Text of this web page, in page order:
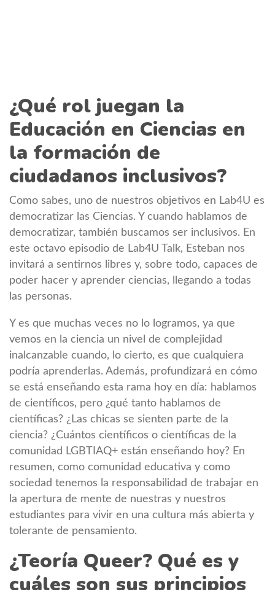
¿Qué rol juegan la
Educación en Ciencias en
la formación de
ciudadanos inclusivos?
Como sabes, uno de nuestros objetivos en Lab4U es
democratizar las Ciencias. Y cuando hablamos de
democratizar, también buscamos ser inclusivos. En
este octavo episodio de Lab4U Talk, Esteban nos
invitará a sentirnos libres y, sobre todo, capaces de
poder hacer y aprender ciencias, llegando a todas
las personas.
Y es que muchas veces no lo logramos, ya que
vemos en la ciencia un nivel de complejidad
inalcanzable cuando, lo cierto, es que cualquiera
podría aprenderlas. Además, profundizará en cómo
se está enseñando esta rama hoy en día: hablamos
de científicos, pero ¿qué tanto hablamos de
científicas? ¿Las chicas se sienten parte de la
ciencia? ¿Cuántos científicos o científicas de la
comunidad LGBTIAQ+ están enseñando hoy? En
resumen, como comunidad educativa y como
sociedad tenemos la responsabilidad de trabajar en
la apertura de mente de nuestras y nuestros
estudiantes para vivir en una cultura más abierta y
tolerante de pensamiento.
¿Teoría Queer? Qué es y
cuáles son sus principios